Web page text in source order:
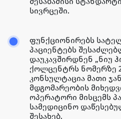
სივრცეში.
ფუნქციონირებს
პაციენტებს
დაუკავშირდნენ „ნიუ
ქოლცენტრს ნომერზე 2
კონსულტაცია მათი
მდგომარეობის
ოპერატორი მისცემს
სამედიცინო
შესახებ.